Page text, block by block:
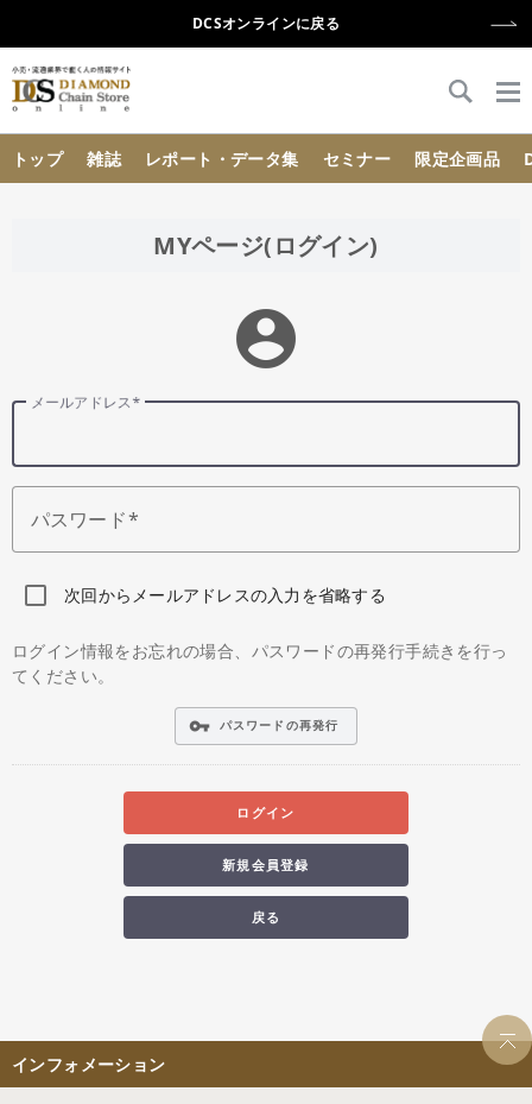
DCSオンラインに戻る
トップ 雑誌 レポート・データ集 セミナー 限定企画品
MYページ(ログイン)
account_circle
メールアドレス
パスワード
次回からメールアドレスの入力を省略する
ログイン情報をお忘れの場合、パスワードの再発行手続きを行っ
てください。
vpn_key パスワードの再発行
ログイン
新規会員登録
戻る
インフォメーション